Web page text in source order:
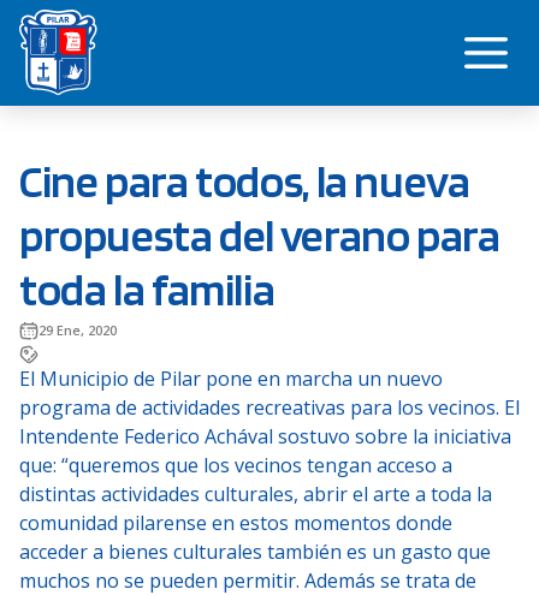
Saltar
contenido
Cine para todos, la nueva
propuesta del verano para
toda la familia
29 Ene, 2020
El Municipio de Pilar pone en marcha un nuevo
programa de actividades recreativas para los vecinos. El
Intendente Federico Achával sostuvo sobre la iniciativa
que: “queremos que los vecinos tengan acceso a
distintas actividades culturales, abrir el arte a toda la
comunidad pilarense en estos momentos donde
acceder a bienes culturales también es un gasto que
muchos no se pueden permitir. Además se trata de